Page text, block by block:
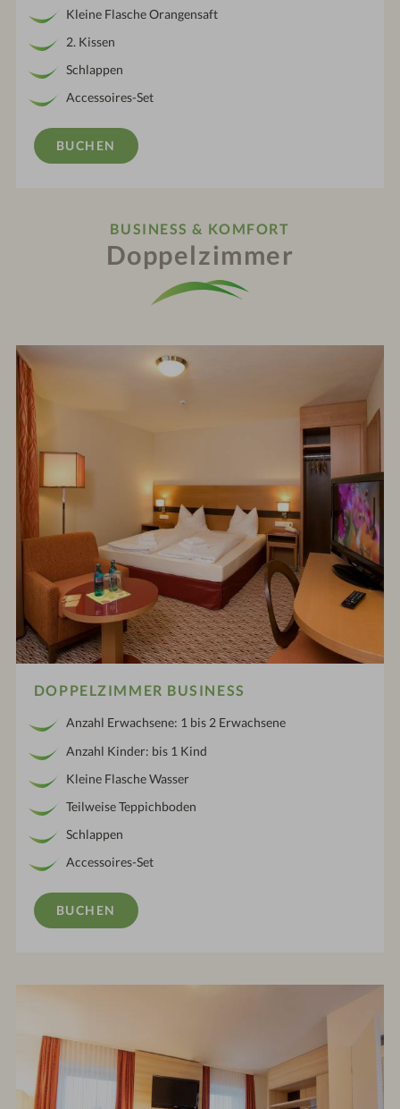
Kleine Flasche Orangensaft
2. Kissen
Schlappen
Accessoires-Set
BUCHEN
BUSINESS & KOMFORT
Doppelzimmer
DOPPELZIMMER BUSINESS
Anzahl Erwachsene: 1 bis 2 Erwachsene
Anzahl Kinder: bis 1 Kind
Kleine Flasche Wasser
Teilweise Teppichboden
Schlappen
Accessoires-Set
BUCHEN